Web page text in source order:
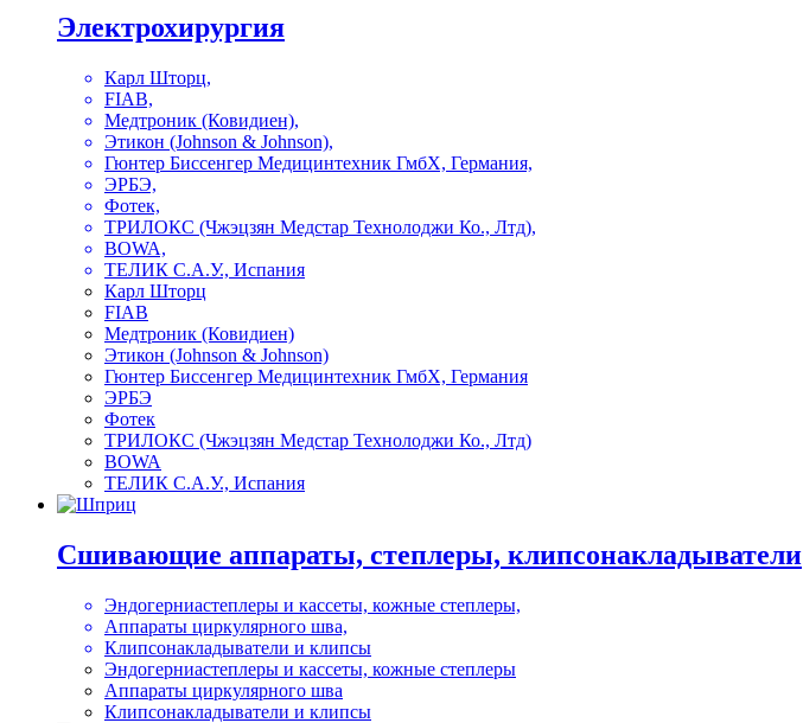
Электрохирургия
Карл Шторц,
FIAB,
Медтроник (Ковидиен),
Этикон (Johnson & Johnson),
Гюнтер Биссенгер Медицинтехник ГмбХ, Германия,
ЭРБЭ,
Фотек,
ТРИЛОКС (Чжэцзян Медстар Технолоджи Ко., Лтд),
BOWA,
ТЕЛИК С.А.У., Испания
Карл Шторц
FIAB
Медтроник (Ковидиен)
Этикон (Johnson & Johnson)
Гюнтер Биссенгер Медицинтехник ГмбХ, Германия
ЭРБЭ
Фотек
ТРИЛОКС (Чжэцзян Медстар Технолоджи Ко., Лтд)
BOWA
ТЕЛИК С.А.У., Испания
Сшивающие аппараты, степлеры, клипсонакладыватели
Эндогерниастеплеры и кассеты, кожные степлеры,
Аппараты циркулярного шва,
Клипсонакладыватели и клипсы
Эндогерниастеплеры и кассеты, кожные степлеры
Аппараты циркулярного шва
Клипсонакладыватели и клипсы